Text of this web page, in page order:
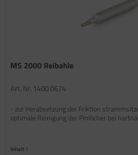
MS 2000 Reibahle
Art. Nr. 1400 0674
- zur Herabsetzung der Friktion
optimale Reinigung der Pinlöcher bei
Inhalt 1